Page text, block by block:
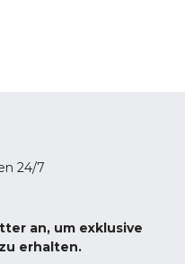
24/7
an, um exklusive
erhalten.